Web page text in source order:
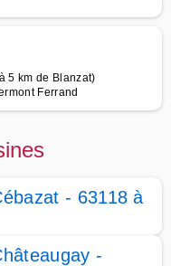
5 km de Blanzat)
Ferrand
- 63118 à
-